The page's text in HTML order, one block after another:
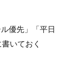
優先」「平日
いておく